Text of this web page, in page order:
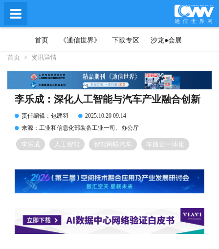
首页 《通信世界》 下载专区 沙龙●会展
首页 > 资讯详情
李乐成：深化人工智能与汽车产业融合创新
责任编辑：包建羽
2025.10.20 09:14
来源：工业和信息化部装备工业一司、办公厅
李乐成 人工智能 智能网联汽车 车路云一体化